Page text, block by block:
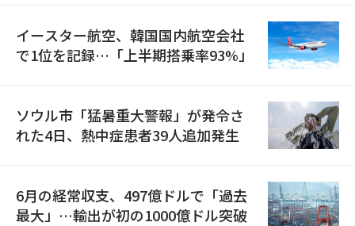
イースター航空、韓国国内航空会社
で1位を記録…「上半期搭乗率93%」
ソウル市「猛暑重大警報」が発令さ
れた4日、熱中症患者39人追加発生
6月の経常収支、497億ドルで「過去
最大」…輸出が初の1000億ドル突破